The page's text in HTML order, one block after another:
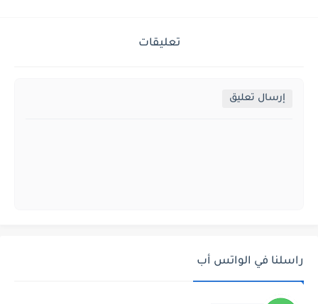
تعليقات
إرسال تعليق
راسلنا في الواتس أب